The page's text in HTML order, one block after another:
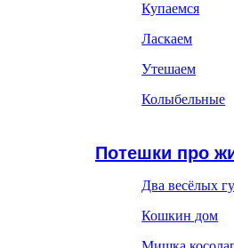
Купаемся
Ласкаем
Утешаем
Колыбельные
Потешки про
Два весёлых
Кошкин дом